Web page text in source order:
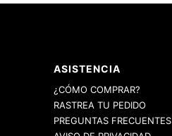
ASISTENCIA
¿CÓMO COMPRAR?
RASTREA TU PEDIDO
PREGUNTAS FRECUENTES